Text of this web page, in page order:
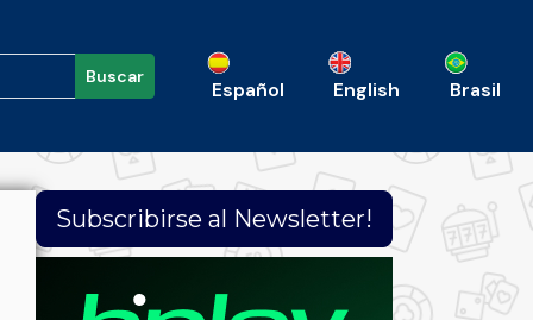
Buscar
Español English Brasil
Subscribirse al Newsletter!